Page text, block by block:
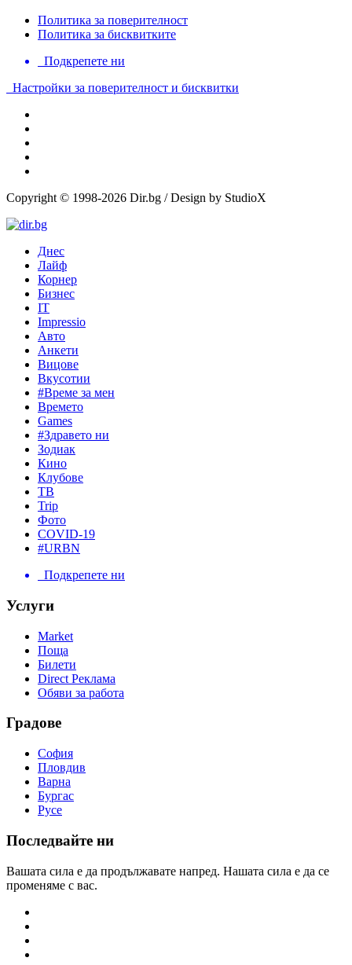
Политика за поверителност
Политика за бисквитките
Подкрепете ни
Настройки за поверителност и бисквитки
Copyright © 1998-2026 Dir.bg / Design by StudioX
Днес
Лайф
Корнер
Бизнес
IT
Impressio
Авто
Анкети
Вицове
Вкусотии
#Време за мен
Времето
Games
#Здравето ни
Зодиак
Кино
Клубове
ТВ
Trip
Фото
COVID-19
#URBN
Подкрепете ни
Услуги
Market
Поща
Билети
Direct Реклама
Обяви за работа
Градове
София
Пловдив
Варна
Бургас
Русе
Последвайте ни
Вашата сила е да продължавате напред. Нашата сила е да се
променяме с вас.